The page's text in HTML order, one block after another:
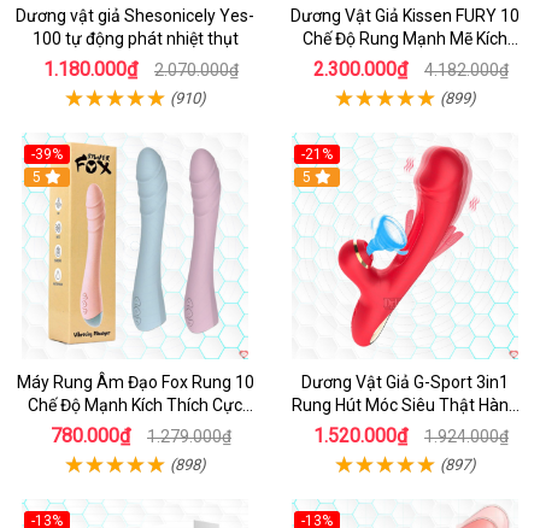
Dương vật giả Shesonicely Yes-
100 tự động phát nhiệt thụt
1.180.000₫ 2.070.000₫
(910)
Dương Vật Giả Kissen FURY 10
Chế Độ Rung Mạnh Mẽ Kích
Thích
2.300.000₫ 4.182.000₫
(899)
-39%
Hot
5
Máy Rung Âm Đạo Fox Rung 10
Chế Độ Mạnh Kích Thích Cực
Sướng
780.000₫ 1.279.000₫
(898)
-21%
Hot
5
Dương Vật Giả G-Sport 3in1
Rung Hút Móc Siêu Thật Hàng
Hot
1.520.000₫ 1.924.000₫
(897)
-13%
-13%